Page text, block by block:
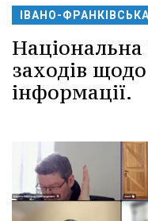
ІВАНО-
заходів
інформації.